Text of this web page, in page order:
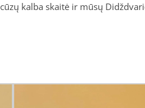
kalba skaitė ir mūsų